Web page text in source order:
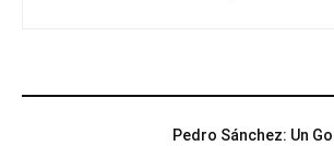
Pedro Sánchez: Un